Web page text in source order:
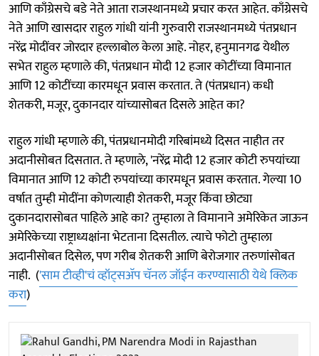
आणि काँग्रेसचे बडे नेते आता राजस्थानमध्ये प्रचार करत आहेत. काँग्रेसचे
नेते आणि खासदार राहुल गांधी यांनी गुरुवारी राजस्थानमध्ये पंतप्रधान
नरेंद्र मोदींवर जोरदार हल्लाबोल केला आहे. नोहर, हनुमानगढ येथील
सभेत राहुल म्हणाले की, पंतप्रधान मोदी 12 हजार कोटींच्या विमानात
आणि 12 कोटींच्या कारमधून प्रवास करतात. ते (पंतप्रधान) कधी
शेतकरी, मजूर, दुकानदार यांच्यासोबत दिसले आहेत का?
राहुल गांधी म्हणाले की, पंतप्रधानमोदी गरिबांमध्ये दिसत नाहीत तर
अदानीसोबत दिसतात. ते म्हणाले, 'नरेंद्र मोदी 12 हजार कोटी रुपयांच्या
विमानात आणि 12 कोटी रुपयांच्या कारमधून प्रवास करतात. गेल्या 10
वर्षात तुम्ही मोदींना कोणत्याही शेतकरी, मजूर किंवा छोट्या
दुकानदारासोबत पाहिले आहे का? तुम्हाला ते विमानाने अमेरिकेत जाऊन
अमेरिकेच्या राष्ट्राध्यक्षांना भेटताना दिसतील. त्याचे फोटो तुम्हाला
अदानीसोबत दिसेल, पण गरीब शेतकरी आणि बेरोजगार तरुणांसोबत
नाही. ('साम टीव्ही'चं व्हॉट्सअ‍ॅप चॅनल जॉईन करण्यासाठी येथे क्लिक
करा)